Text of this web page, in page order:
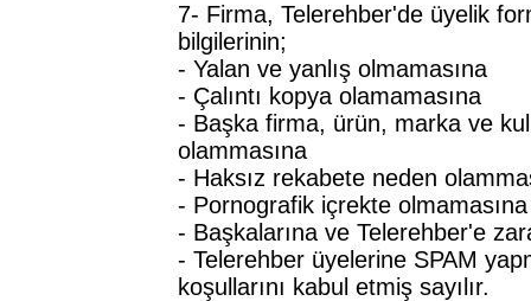
7- Firma, Telerehber'de üyelik
bilgilerinin;
- Yalan ve yanlış olmamasına
- Çalıntı kopya olamamasına
- Başka firma, ürün, marka ve
olammasına
- Haksız rekabete neden
- Pornografik içrekte olmamasına
- Başkalarına ve Telerehber'e
- Telerehber üyelerine SPAM
koşullarını kabul etmiş sayılır.